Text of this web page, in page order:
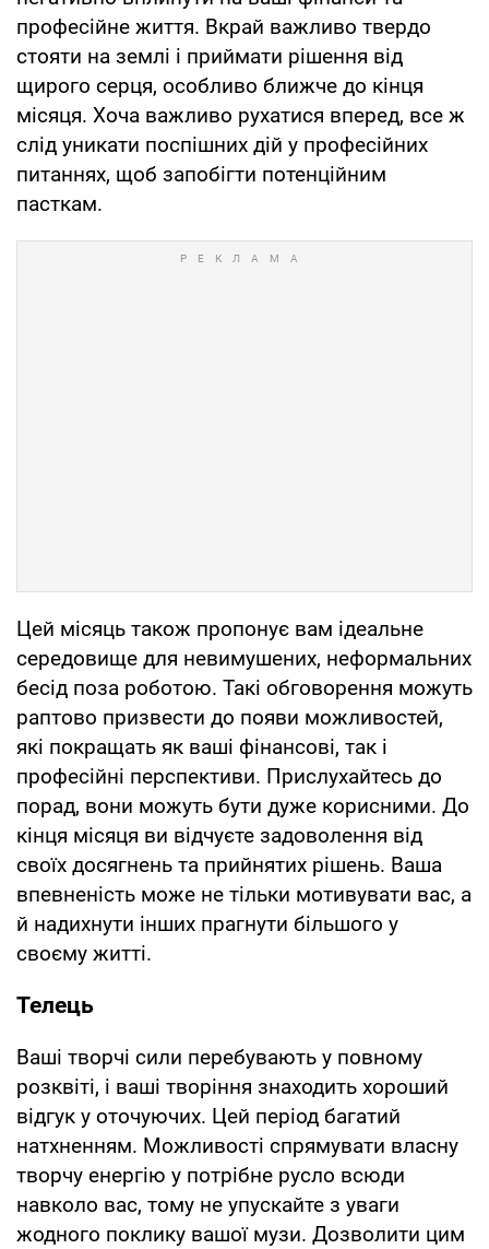
професійне життя. Вкрай важливо твердо
стояти на землі і приймати рішення від
щирого серця, особливо ближче до кінця
місяця. Хоча важливо рухатися вперед, все ж
слід уникати поспішних дій у професійних
питаннях, щоб запобігти потенційним
пасткам.
Цей місяць також пропонує вам ідеальне
середовище для невимушених, неформальних
бесід поза роботою. Такі обговорення можуть
раптово призвести до появи можливостей,
які покращать як ваші фінансові, так і
професійні перспективи. Прислухайтесь до
порад, вони можуть бути дуже корисними. До
кінця місяця ви відчуєте задоволення від
своїх досягнень та прийнятих рішень. Ваша
впевненість може не тільки мотивувати вас, а
й надихнути інших прагнути більшого у
своєму житті.
Телець
Ваші творчі сили перебувають у повному
розквіті, і ваші творіння знаходить хороший
відгук у оточуючих. Цей період багатий
натхненням. Можливості спрямувати власну
творчу енергію у потрібне русло всюди
навколо вас, тому не упускайте з уваги
жодного поклику вашої музи. Дозволити цим